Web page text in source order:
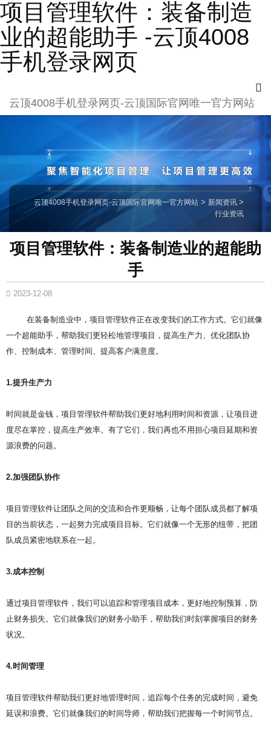
项目管理软件：装备制造
业的超能助手 -云顶4008
手机登录网页
云顶4008手机登录网页-云顶国际官网唯一官方网站
云顶4008手机登录网页-云顶国际官网唯一官方网站 > 新闻资讯 >
行业资讯
项目管理软件：装备制造业的超能助
手
2023-12-08
在装备制造业中，项目管理软件正在改变我们的工作方式。它们就像
一个超能助手，帮助我们更轻松地管理项目，提高生产力、优化团队协
作、控制成本、管理时间、提高客户满意度。
1.提升生产力
时间就是金钱，项目管理软件帮助我们更好地利用时间和资源，让项目进
度尽在掌控，提高生产效率。有了它们，我们再也不用担心项目延期和资
源浪费的问题。
2.加强团队协作
项目管理软件让团队之间的交流和合作更顺畅，让每个团队成员都了解项
目的当前状态，一起努力完成项目目标。它们就像一个无形的纽带，把团
队成员紧密地联系在一起。
3.成本控制
通过项目管理软件，我们可以追踪和管理项目成本，更好地控制预算，防
止财务损失。它们就像我们的财务小助手，帮助我们时刻掌握项目的财务
状况。
4.时间管理
项目管理软件帮助我们更好地管理时间，追踪每个任务的完成时间，避免
延误和浪费。它们就像我们的时间导师，帮助我们把握每一个时间节点。